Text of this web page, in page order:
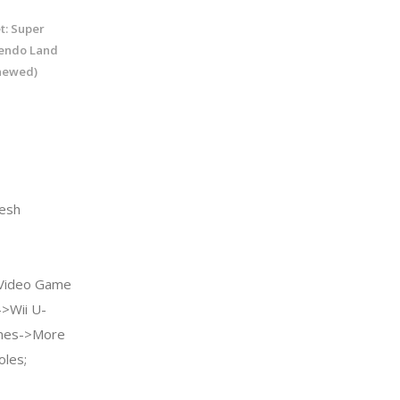
Super
Land
Game
U-
>More